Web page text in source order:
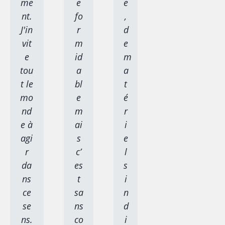
me
nt.
J'in
vit
e
tou
t le
mo
nd
e à
agi
r
da
ns
ce
se
ns.
e
fo
r
m
id
a
bl
e
m
ai
s
c’
es
t
sa
ns
co
e
,
d
e
m
a
t
é
r
i
e
l
s
i
n
d
i